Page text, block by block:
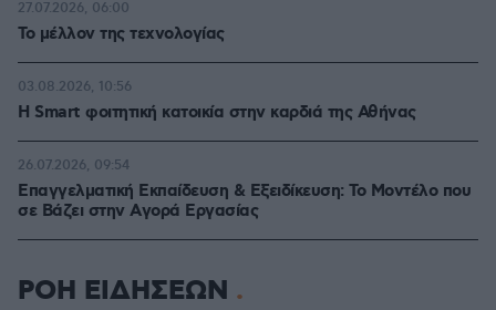
Το μέλλον της τεχνολογίας
27.07.2026, 06:00
Η Smart φοιτητική κατοικία στην καρδιά της Αθήνας
03.08.2026, 10:56
Επαγγελματική Εκπαίδευση & Εξειδίκευση: Το Mοντέλο που
σε Bάζει στην Aγορά Eργασίας
26.07.2026, 09:54
ΡΟΗ ΕΙΔΗΣΕΩΝ